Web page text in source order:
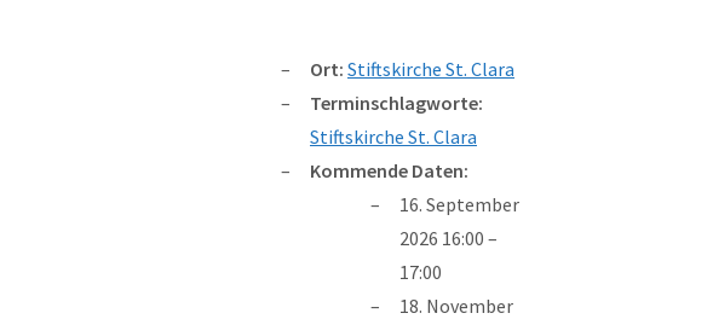
Ort: Stiftskirche St. Clara
Terminschlagworte:
Stiftskirche St. Clara
Kommende Daten:
16. September
2026 16:00 –
17:00
18. November